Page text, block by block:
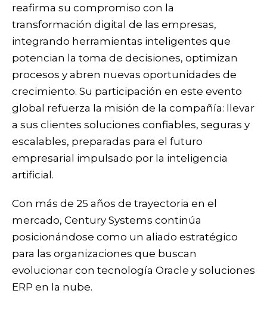
reafirma su compromiso con la
transformación digital de las empresas,
integrando herramientas inteligentes que
potencian la toma de decisiones, optimizan
procesos y abren nuevas oportunidades de
crecimiento. Su participación en este evento
global refuerza la misión de la compañía: llevar
a sus clientes soluciones confiables, seguras y
escalables, preparadas para el futuro
empresarial impulsado por la inteligencia
artificial.
Con más de 25 años de trayectoria en el
mercado, Century Systems continúa
posicionándose como un aliado estratégico
para las organizaciones que buscan
evolucionar con tecnología Oracle y soluciones
ERP en la nube.